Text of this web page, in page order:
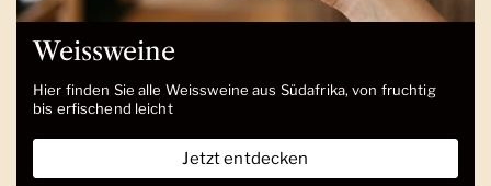
Weissweine
Hier finden Sie alle Weissweine aus Südafrika, von fruchtig
bis erfischend leicht
Jetzt entdecken